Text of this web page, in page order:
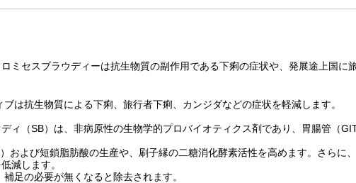
ミセスブラウディーは抗生物質の副作用である下痢の症状や、発展途上国に
は抗生物質による下痢、旅行者下痢、カンジダなどの症状を軽減します。
ィ（SB）は、非病原性の生物学的プロバイオティクス剤であり、胃腸管（
および短鎖脂肪酸の生産や、刷子縁の二糖消化酵素活性を高めます。さらに
減します。
足の必要が無くなると除去されます。